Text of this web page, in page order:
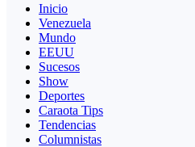
Inicio
Venezuela
Mundo
EEUU
Sucesos
Show
Deportes
Caraota Tips
Tendencias
Columnistas